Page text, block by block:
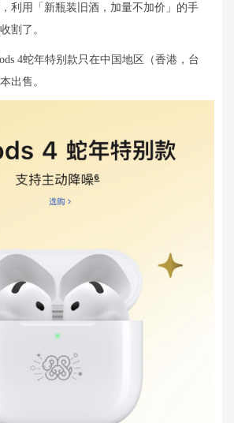
利用「新瓶装旧酒，加量不加价」的手
割了。
4蛇年特别款只在中国地区（香港，台
出售。